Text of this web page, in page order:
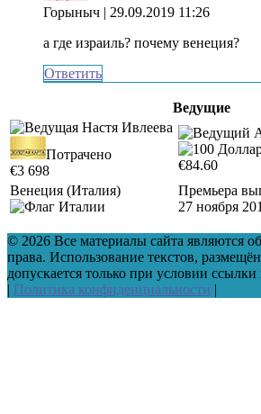
Горыныч | 29.09.2019 11:26
а где израиль? почему венеция?
Ответить
Ведущие
Потрачено
€3 698
€84.60
Венеция (Италия)
Премьера
27 ноября
© 2026 Все материалы сайта являются
права. Использование текстов,
допускается только при условии
| Политика конфиденциальности |